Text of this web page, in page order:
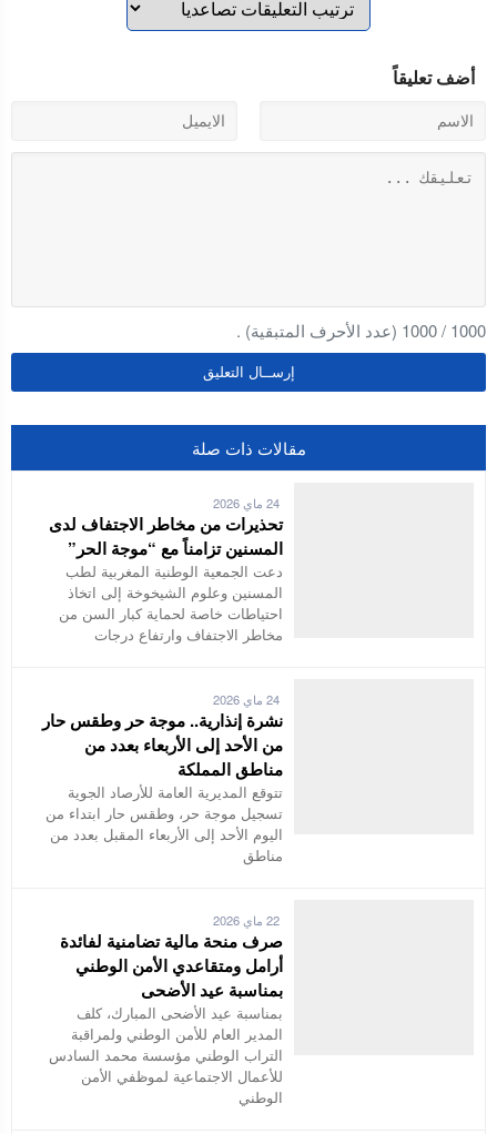
أضف تعليقاً
1000
/
1000 (عدد الأحرف المتبقية) .
مقالات ذات صلة
24 ماي 2026
تحذيرات من مخاطر الاجتفاف لدى
المسنين تزامناً مع “موجة الحر”
دعت الجمعية الوطنية المغربية لطب
المسنين وعلوم الشيخوخة إلى اتخاذ
احتياطات خاصة لحماية كبار السن من
مخاطر الاجتفاف وارتفاع درجات
24 ماي 2026
نشرة إنذارية.. موجة حر وطقس حار
من الأحد إلى الأربعاء بعدد من
مناطق المملكة
تتوقع المديرية العامة للأرصاد الجوية
تسجيل موجة حر، وطقس حار ابتداء من
اليوم الأحد إلى الأربعاء المقبل بعدد من
مناطق
22 ماي 2026
صرف منحة مالية تضامنية لفائدة
أرامل ومتقاعدي الأمن الوطني
بمناسبة عيد الأضحى
بمناسبة عيد الأضحى المبارك، كلف
المدير العام للأمن الوطني ولمراقبة
التراب الوطني مؤسسة محمد السادس
للأعمال الاجتماعية لموظفي الأمن
الوطني